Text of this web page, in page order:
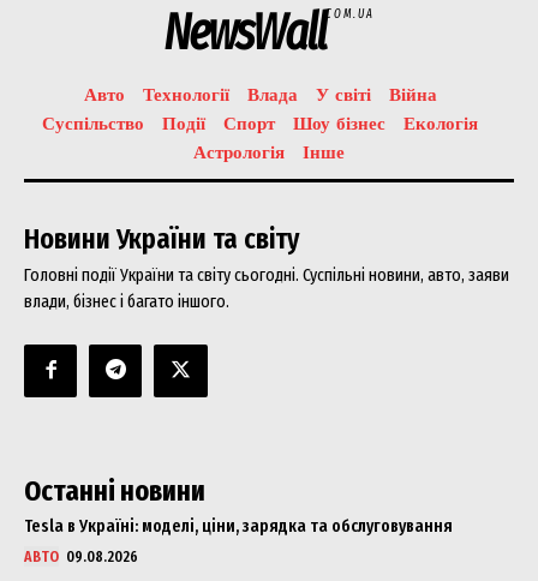
NewsWallCOM.UA
Авто Технології Влада У світі
Війна
Суспільство
Події Спорт Шоу бізнес
Екологія
Астрологія
Інше
Новини України та світу
Головні події України та світу сьогодні. Суспільні новини, авто, заяви
влади, бізнес і багато іншого.
Останні новини
Tesla в Україні: моделі, ціни, зарядка та обслуговування
АВТО 09.08.2026